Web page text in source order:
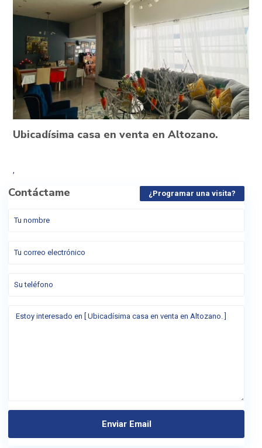
Ubicadísima casa en venta en Altozano.
,
Contáctame ¿Programar una visita?